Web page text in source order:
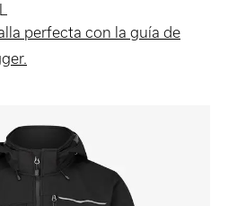
perfecta con la guía de